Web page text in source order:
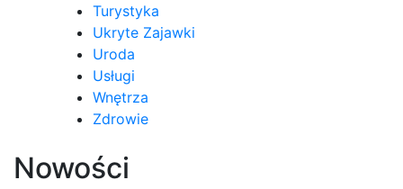
Turystyka
Ukryte Zajawki
Uroda
Usługi
Wnętrza
Zdrowie
Nowości